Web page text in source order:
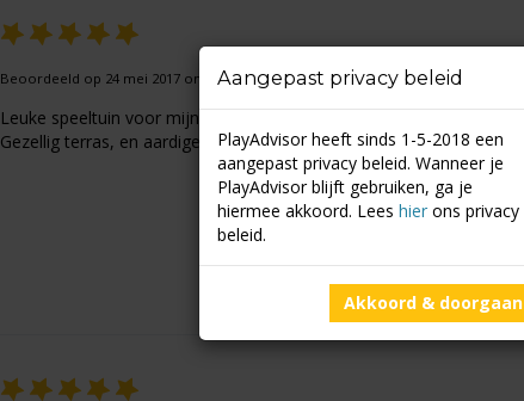
Beoordeeld op 24 mei 2017 om 20:19
Leuke speeltuin voor mijn kids van 1, 4 en 7 jaar.
Gezellig terras, en aardige medewerkers….
Aangepast privacy beleid
PlayAdvisor heeft sinds 1-5-2018 een
aangepast privacy beleid. Wanneer je
PlayAdvisor blijft gebruiken, ga je
hiermee akkoord. Lees hier ons privacy
beleid.
Akkoord & doorgaan